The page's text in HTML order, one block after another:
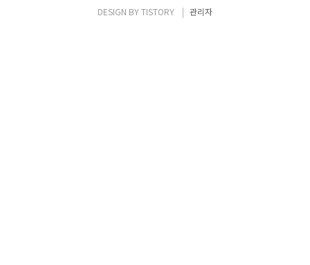
DESIGN BYTISTORY 관리자